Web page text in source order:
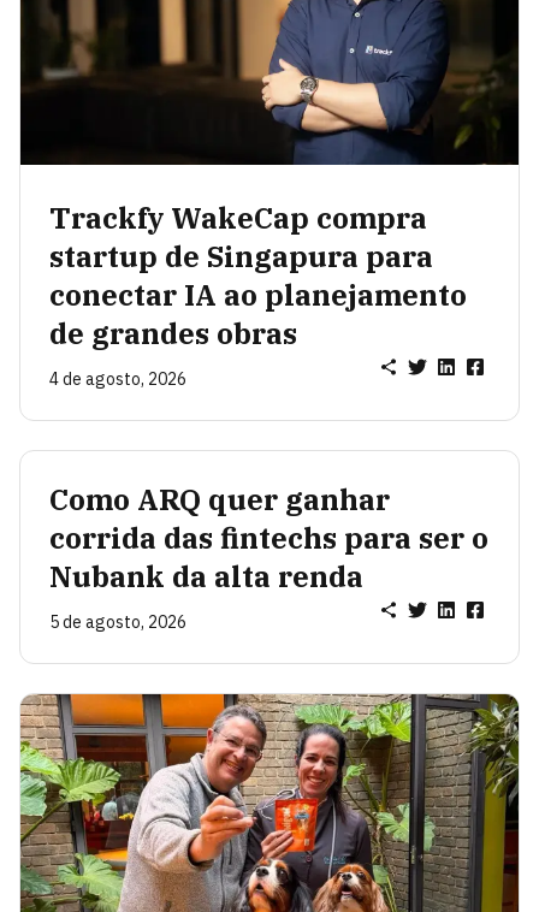
Trackfy WakeCap compra
startup de Singapura para
conectar IA ao planejamento
de grandes obras
4 de agosto, 2026
Como ARQ quer ganhar
corrida das fintechs para ser o
Nubank da alta renda
5 de agosto, 2026